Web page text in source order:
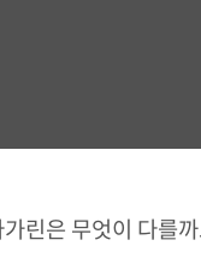
린은 무엇이 다를